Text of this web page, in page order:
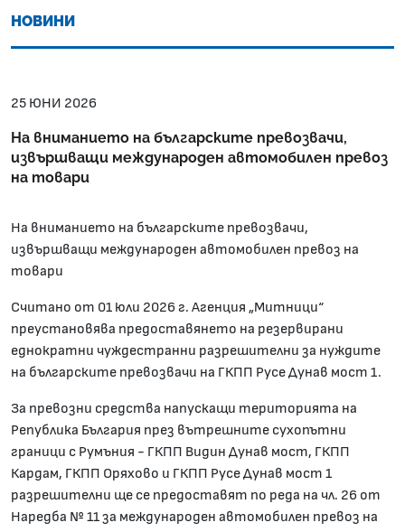
НОВИНИ
25 ЮНИ 2026
На вниманието на българските превозвачи,
извършващи международен автомобилен превоз
на товари
На вниманието на българските превозвачи,
извършващи международен автомобилен превоз на
товари
Считано от 01 юли 2026 г. Агенция „Митници“
преустановява предоставянето на резервирани
еднократни чуждестранни разрешителни за нуждите
на българските превозвачи на ГКПП Русе Дунав мост 1.
За превозни средства напускащи територията на
Република България през вътрешните сухопътни
граници с Румъния - ГКПП Видин Дунав мост, ГКПП
Кардам, ГКПП Оряхово и ГКПП Русе Дунав мост 1
разрешителни ще се предоставят по реда на чл. 26 от
Наредба № 11 за международен автомобилен превоз на